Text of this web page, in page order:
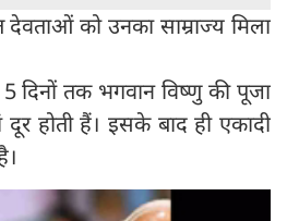
देवताओं को उनका साम्राज्य मिला
दिनों तक भगवान विष्णु की पूजा
होती हैं। इसके बाद ही एकादी